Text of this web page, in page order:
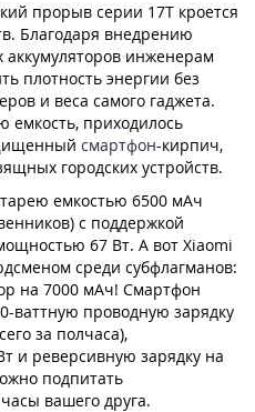
прорыв серии 17T кроется
Благодаря внедрению
инженерам
плотность энергии без
и веса самого гаджета.
емкость, приходилось
смартфон-кирпич,
городских устройств.
емкостью 6500 мАч
с поддержкой
67 Вт. А вот Xiaomi
среди субфлагманов:
на 7000 мАч! Смартфон
ваттную проводную зарядку
за полчаса),
и реверсивную зарядку на
подпитать
вашего друга.